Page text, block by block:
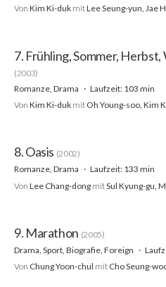
Von Kim Ki-duk mitLee Seung-yun, Jae
7. Frühling, Sommer,
(2003)
Romanze, Drama
Laufzeit: 103 min
Von Kim Ki-duk mit Oh Young-soo, Kim
8. Oasis (2002)
Romanze, Drama
Laufzeit: 133 min
Von Lee Chang-dong mitSul Kyung-gu,
9. Marathon (2005)
Drama, Sport, Biografie, Foreign
Von Chung Yoon-chul mit Cho Seung-